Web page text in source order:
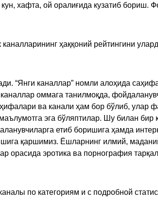
хафта, ой оралиғида кузатиб бориш.
ҳаққоний рейтингини
“Янги каналлар” номли алоҳида
оммага танилмоқда,
ва канали ҳам бор бўлиб, улар
эга бўляптилар. Шу билан бир
етиб боришига ҳамда
қаршимиз. Ёшларнинг илмий,
орасида эротика ва порнография
по категориям и с подробной